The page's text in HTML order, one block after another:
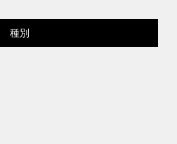
種別